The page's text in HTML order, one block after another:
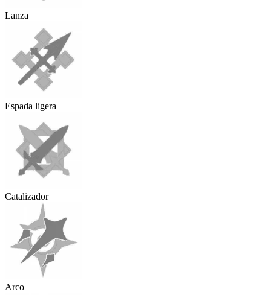
Lanza
Espada ligera
Catalizador
Arco